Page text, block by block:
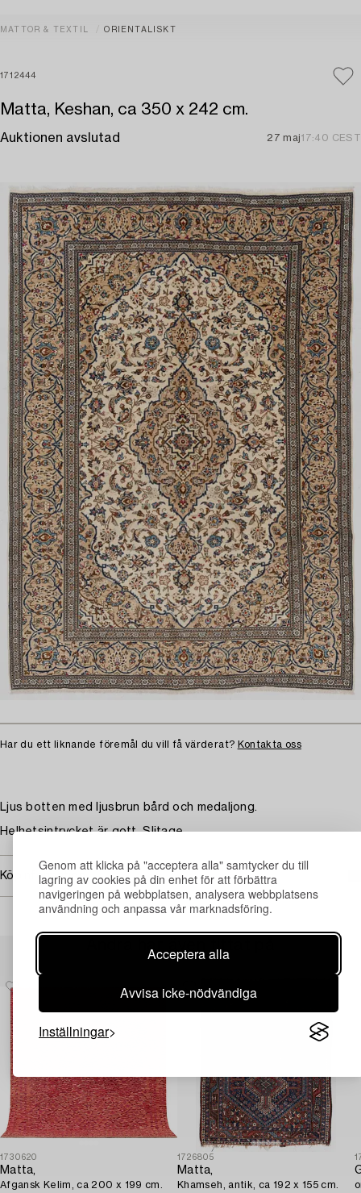
Genom att klicka på "acceptera alla" samtycker du till
lagring av cookies på din enhet för att förbättra
navigeringen på webbplatsen, analysera webbplatsens
användning och anpassa vår marknadsföring.
Acceptera alla
Avvisa icke-nödvändiga
Inställningar
MATTOR & TEXTIL ORIENTALISKT
1712444
Matta, Keshan, ca 350 x 242 cm.
Auktionen avslutad 27 maj17:40 CEST
Har du ett liknande föremål du vill få värderat? Kontakta oss
Ljus botten med ljusbrun bård och medaljong.
Helhetsintrycket är gott. Slitage.
Köpinformation
1730620
Matta,
Afgansk Kelim, ca 200 x 199 cm.
1726805
Matta,
Khamseh, antik, ca 192 x 155 cm.